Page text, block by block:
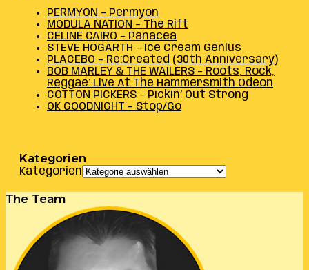
PERMYON – Permyon
MODULA NATION – The Rift
CELINE CAIRO – Panacea
STEVE HOGARTH – Ice Cream Genius
PLACEBO – Re:Created (30th Anniversary)
BOB MARLEY & THE WAILERS – Roots, Rock,
Reggae: Live At The Hammersmith Odeon
COTTON PICKERS – Pickin’ Out Strong
OK GOODNIGHT – Stop/Go
Kategorien
Kategorien
The Team